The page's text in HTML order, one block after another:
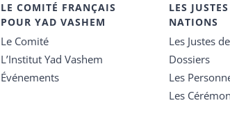
LE COMITÉ FRANÇAIS
POUR YAD VASHEM
Le Comité
L’Institut Yad Vashem
Événements
LES
NATIONS
Les Justes
Dossiers
Les
Les